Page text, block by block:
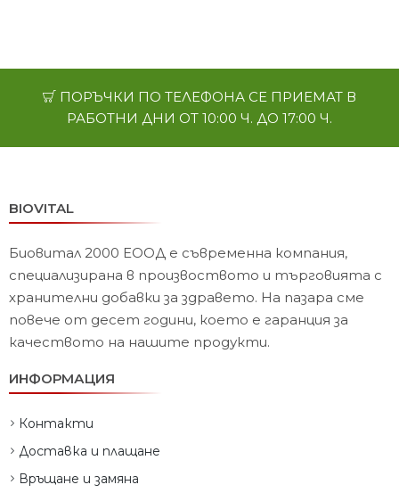
ПОРЪЧКИ ПО ТЕЛЕФОНА СЕ ПРИЕМАТ В
РАБОТНИ ДНИ ОТ 10:00 Ч. ДО 17:00 Ч.
BIOVITAL
Биовитал 2000 ЕООД е съвременна компания,
специализирана в произвоството и търговията с
хранителни добавки за здравето. На пазара сме
повече от десет години, което е гаранция за
качеството на нашите продукти.
ИНФОРМАЦИЯ
Контакти
Доставка и плащане
Връщане и замяна